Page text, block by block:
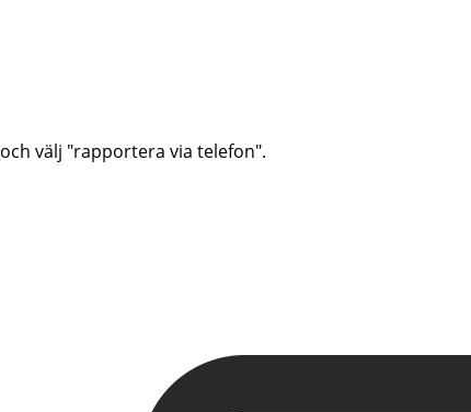
och välj "rapportera via telefon".